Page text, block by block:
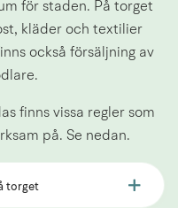
för staden. På torget
kläder och textilier
också försäljning av
finns vissa regler som
på. Se nedan.
torget